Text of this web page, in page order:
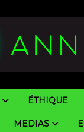
ÉTHIQUE
MEDIAS